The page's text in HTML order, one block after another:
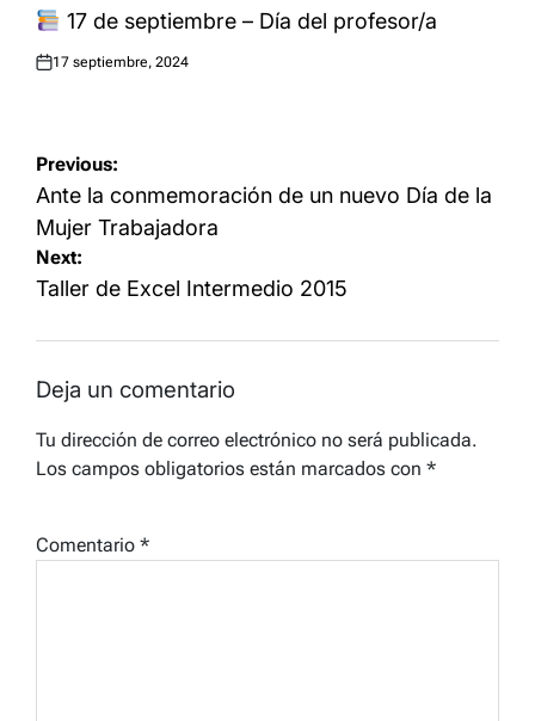
IN
17 de septiembre – Día del profesor/a
Posted
17 septiembre, 2024
Navegación
de
entradas
Previous:
Ante la conmemoración de un nuevo Día de la
Mujer Trabajadora
Next:
Taller de Excel Intermedio 2015
Deja un comentario
Tu dirección de correo electrónico no será publicada.
Los campos obligatorios están marcados con *
Comentario *